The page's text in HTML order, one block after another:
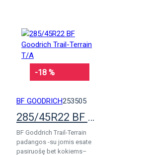
-18 %
BF GOODRICH253505
285/45R22 BF Goodrich Trail-Terrain T/A
BF Goddrich Trail-Terrain
padangos -su jomis esate
pasiruošę bet kokiems–